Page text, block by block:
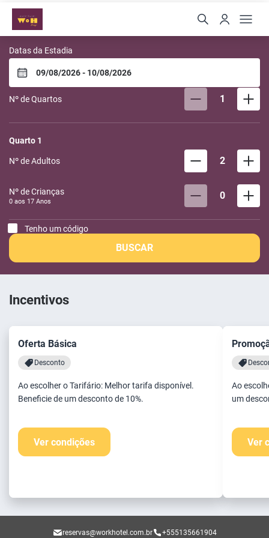
Work Hotel São
Datas da Estadia
Nº de Quartos 1
Quarto 1
Nº de Adultos 2
Nº de Crianças
0 aos 17 Anos 0
Tenho um código
BUSCAR
Incentivos
Oferta Básica
Desconto
Ao escolher o Tarifário: Melhor tarifa disponível.
Beneficie de um desconto de 10%.
Ver condições
Ao
um
Ver
reservas@workhotel.com.br +555135661904